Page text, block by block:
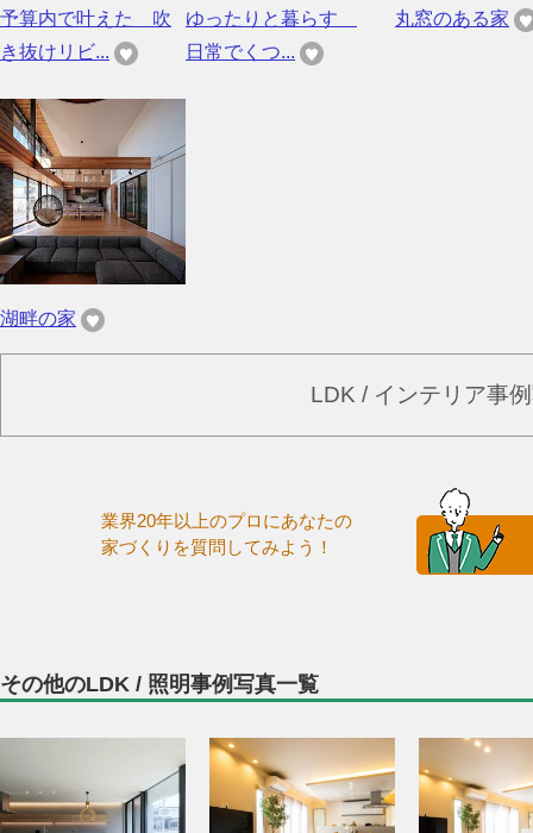
予算内で叶えた 吹
き抜けリビ...
ゆったりと暮らす
日常でくつ...
丸窓のある家
湖畔の家
LDK / インテリア事
業界20年以上のプロにあなたの
家づくりを質問してみよう！
その他のLDK / 照明事例写真一覧